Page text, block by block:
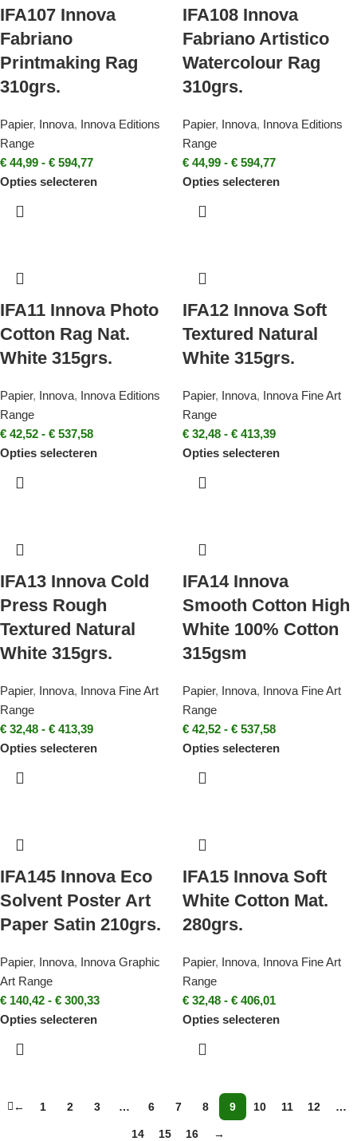
IFA107 Innova
Fabriano
Printmaking Rag
310grs.
Papier, Innova, Innova Editions
Range
€ 44,99 - € 594,77
Opties selecteren
IFA108 Innova
Fabriano Artistico
Watercolour Rag
310grs.
Papier, Innova, Innova Editions
Range
€ 44,99 - € 594,77
Opties selecteren
IFA11 Innova Photo
Cotton Rag Nat.
White 315grs.
Papier, Innova, Innova Editions
Range
€ 42,52 - € 537,58
Opties selecteren
IFA12 Innova Soft
Textured Natural
White 315grs.
Papier, Innova, Innova Fine Art
Range
€ 32,48 - € 413,39
Opties selecteren
IFA13 Innova Cold
Press Rough
Textured Natural
White 315grs.
Papier, Innova, Innova Fine Art
Range
€ 32,48 - € 413,39
Opties selecteren
IFA14 Innova
Smooth Cotton High
White 100% Cotton
315gsm
Papier, Innova, Innova Fine Art
Range
€ 42,52 - € 537,58
Opties selecteren
IFA145 Innova Eco
Solvent Poster Art
Paper Satin 210grs.
Papier, Innova, Innova Graphic
Art Range
€ 140,42 - € 300,33
Opties selecteren
IFA15 Innova Soft
White Cotton Mat.
280grs.
Papier, Innova, Innova Fine Art
Range
€ 32,48 - € 406,01
Opties selecteren
← 1 2 3 … 6 7 8 9 10 11 12 …
14 15 16 →